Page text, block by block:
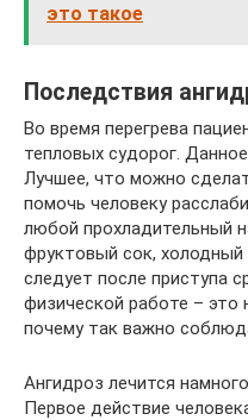
это такое
Последствия
Во время перегрева
тепловых судорог.
Лучшее, что можно
помочь человеку
любой прохладительный
фруктовый сок, холодный
следует после приступа
физической работе –
почему так важно
Ангидроз лечится
Первое действие